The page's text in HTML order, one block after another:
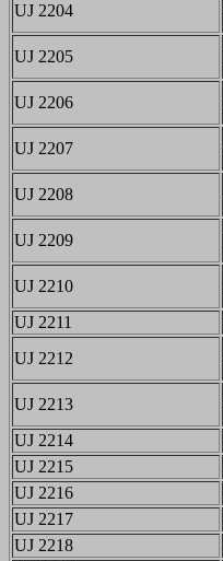
UJ 2204
UJ 2205
UJ 2206
UJ 2207
UJ 2208
UJ 2209
UJ 2210
UJ 2211
UJ 2212
UJ 2213
UJ 2214
UJ 2215
UJ 2216
UJ 2217
UJ 2218